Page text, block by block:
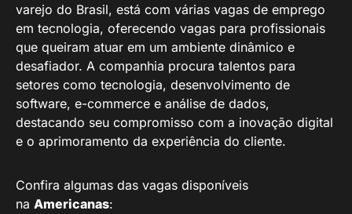
varejo do Brasil, está com várias vagas de emprego
em tecnologia, oferecendo vagas para profissionais
que queiram atuar em um ambiente dinâmico e
desafiador. A companhia procura talentos para
setores como tecnologia, desenvolvimento de
software, e-commerce e análise de dados,
destacando seu compromisso com a inovação digital
e o aprimoramento da experiência do cliente.
Confira algumas das vagas disponíveis
na Americanas: